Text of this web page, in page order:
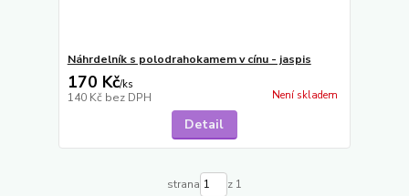
Náhrdelník s polodrahokamem v cínu - jaspis
170 Kč/ks
140 Kč bez DPH Není skladem
Detail
strana z 1